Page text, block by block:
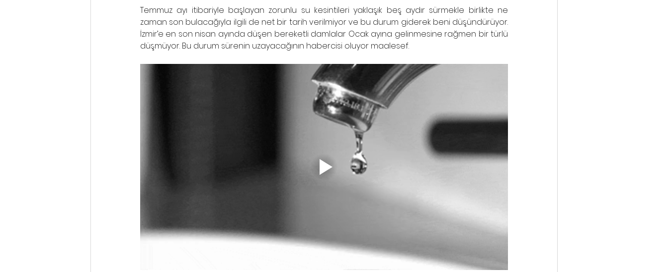
Temmuz ayı itibariyle başlayan zorunlu su kesintileri yaklaşık beş aydır sürmekle birlikte ne
zaman son bulacağıyla ilgili de net bir tarih verilmiyor ve bu durum giderek beni düşündürüyor.
İzmir’e en son nisan ayında düşen bereketli damlalar Ocak ayına gelinmesine rağmen bir türlü
düşmüyor. Bu durum sürenin uzayacağının habercisi oluyor maalesef.